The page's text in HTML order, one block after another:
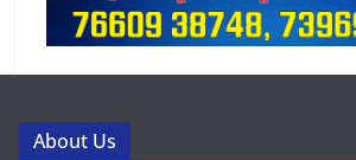
About Us